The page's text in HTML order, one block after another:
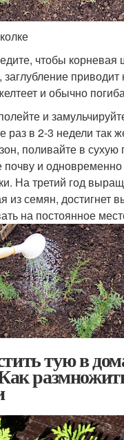
чтобы корневая
и обычно
и
раз в 2-3 недели так
поливайте в сухую
почву и
На третий год
из семян, достигнет
на постоянное
тую в